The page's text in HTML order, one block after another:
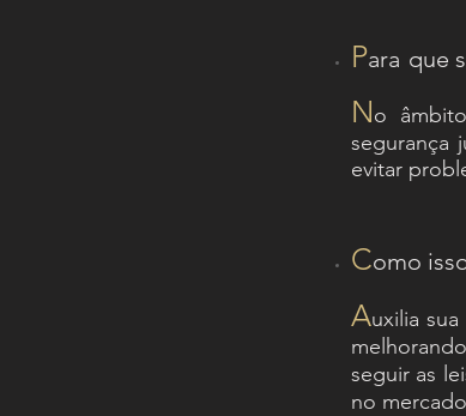
Para que
No
segurança
evitar
Como
Auxilia
seguir as
no